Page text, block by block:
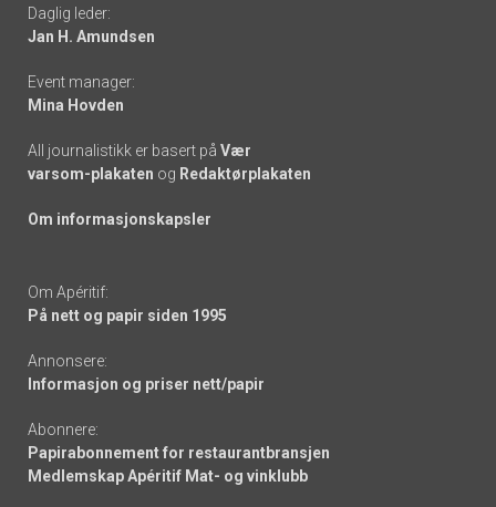
links
Daglig leder:
Jan H. Amundsen
Event manager:
Mina Hovden
All journalistikk er basert på Vær
varsom-plakaten og Redaktørplakaten
Om informasjonskapsler
Om Apéritif:
På nett og papir siden 1995
Annonsere:
Informasjon og priser nett/papir
Abonnere:
Papirabonnement for restaurantbransjen
Medlemskap Apéritif Mat- og vinklubb